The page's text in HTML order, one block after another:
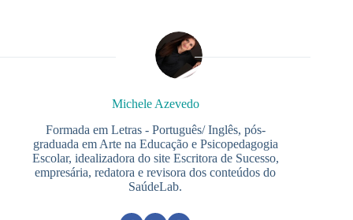
Michele Azevedo
Formada em Letras - Português/ Inglês, pós-
graduada em Arte na Educação e Psicopedagogia
Escolar, idealizadora do site Escritora de Sucesso,
empresária, redatora e revisora dos conteúdos do
SaúdeLab.